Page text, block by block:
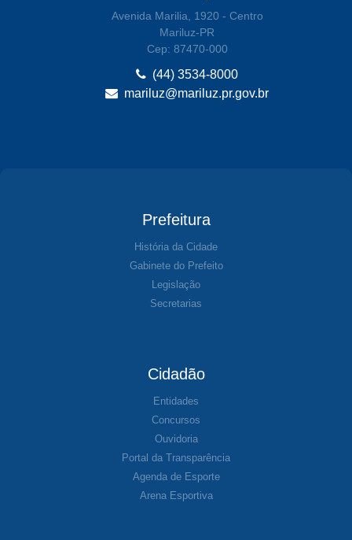
Avenida Marilia, 1920 - Centro
Mariluz-PR
Cep: 87470-000
(44) 3534-8000
mariluz@mariluz.pr.gov.br
Prefeitura
História da Cidade
Gabinete do Prefeito
Legislação
Secretarias
Cidadão
Entidades
Concursos
Ouvidoria
Portal da Transparência
Agenda de Esporte
Arena Esportiva